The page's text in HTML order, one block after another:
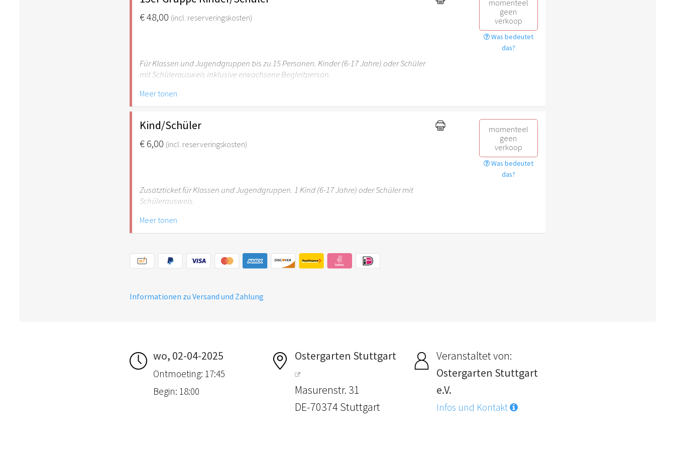
€ 48,00 (incl. reserveringskosten)
momenteel
geen
verkoop
Was bedeutet
das?
Für Klassen und Jugendgruppen bis zu 15 Personen. Kinder (6-17 Jahre) oder Schüler
mit Schülerausweis inklusive erwachsene Begleitperson.
Hinweis: Für Kinder unter 6 Jahren ist der Ostergarten Stuttgart nicht
empfehlenswert.
Meer tonen
Kind/Schüler
€ 6,00 (incl. reserveringskosten)
momenteel
geen
verkoop
Was bedeutet
das?
Zusatzticket für Klassen und Jugendgruppen. 1 Kind (6-17 Jahre) oder Schüler mit
Schülerausweis.
Hinweis: Für Kinder unter 6 Jahren ist der Ostergarten Stuttgart nicht
empfehlenswert.
Meer tonen
Informationen zu Versand und Zahlung
wo, 02-04-2025
Ontmoeting: 17:45
Begin: 18:00
Ostergarten Stuttgart
Masurenstr. 31
DE-70374 Stuttgart
Veranstaltet von:
Ostergarten Stuttgart
e.V.
Infos und Kontakt